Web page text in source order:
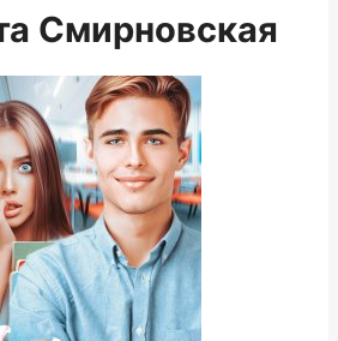
Смирновская